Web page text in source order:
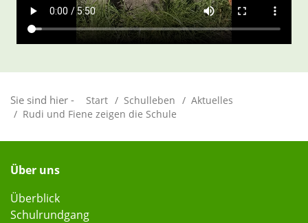
Sie sind hier - Start Schulleben
Aktuelles
Rudi und Fiene zeigen die Schule
Über uns
Überblick
Schulrundgang